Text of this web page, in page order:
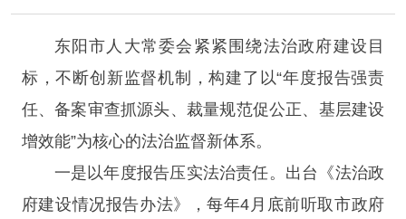
东阳市人大常委会紧紧围绕法治政府建设目
标，不断创新监督机制，构建了以“年度报告强责
任、备案审查抓源头、裁量规范促公正、基层建设
增效能”为核心的法治监督新体系。
一是以年度报告压实法治责任。出台《法治政
府建设情况报告办法》，每年4月底前听取市政府